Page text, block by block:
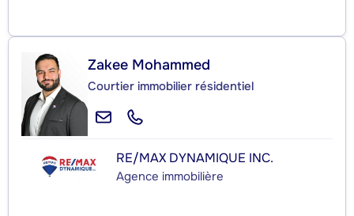
Zakee Mohammed
Courtier immobilier résidentiel
RE/MAX DYNAMIQUE INC.
Agence immobilière